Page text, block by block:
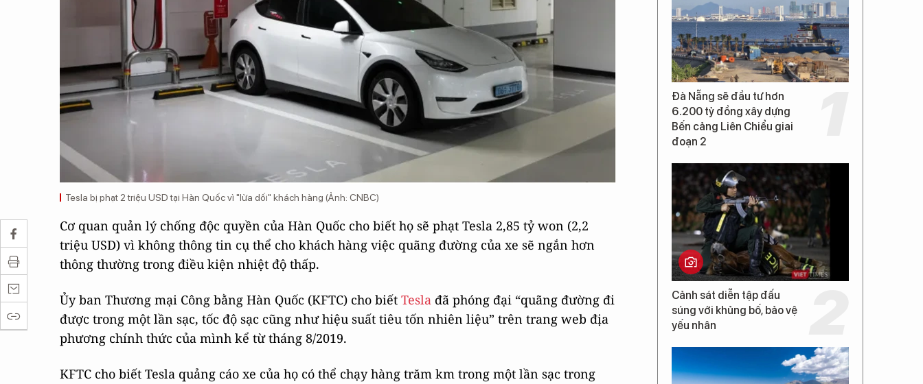
Tesla bị phạt 2 triệu USD tại Hàn Quốc vì "lừa dối" khách hàng (Ảnh: CNBC)
Cơ quan quản lý chống độc quyền của Hàn Quốc cho biết họ sẽ phạt Tesla 2,85 tỷ won (2,2
triệu USD) vì không thông tin cụ thể cho khách hàng việc quãng đường của xe sẽ ngắn hơn
thông thường trong điều kiện nhiệt độ thấp.
Ủy ban Thương mại Công bằng Hàn Quốc (KFTC) cho biết Tesla đã phóng đại “quãng đường đi
được trong một lần sạc, tốc độ sạc cũng như hiệu suất tiêu tốn nhiên liệu” trên trang web địa
phương chính thức của mình kể từ tháng 8/2019.
KFTC cho biết Tesla quảng cáo xe của họ có thể chạy hàng trăm km trong một lần sạc trong
Đà Nẵng sẽ đầu tư hơn
6.200 tỷ đồng xây dựng
Bến cảng Liên Chiểu giai
đoạn 2
Cảnh sát diễn tập đấu
súng với khủng bố, bảo vệ
yếu nhân